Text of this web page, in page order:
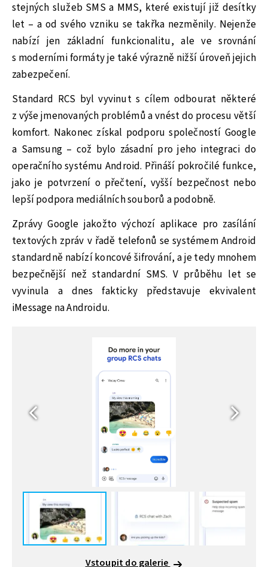
stejných služeb SMS a MMS, které existují již desítky
let – a od svého vzniku se takřka nezměnily. Nejenže
nabízí jen základní funkcionalitu, ale ve srovnání
s moderními formáty je také výrazně nižší úroveň jejich
zabezpečení.
Standard RCS byl vyvinut s cílem odbourat některé
z výše jmenovaných problémů a vnést do procesu větší
komfort. Nakonec získal podporu společností Google
a Samsung – což bylo zásadní pro jeho integraci do
operačního systému Android. Přináší pokročilé funkce,
jako je potvrzení o přečtení, vyšší bezpečnost nebo
lepší podpora mediálních souborů a podobně.
Zprávy Google jakožto výchozí aplikace pro zasílání
textových zpráv v řadě telefonů se systémem Android
standardně nabízí koncové šifrování, a je tedy mnohem
bezpečnější než standardní SMS. V průběhu let se
vyvinula a dnes fakticky představuje ekvivalent
iMessage na Androidu.
Vstoupit do galerie